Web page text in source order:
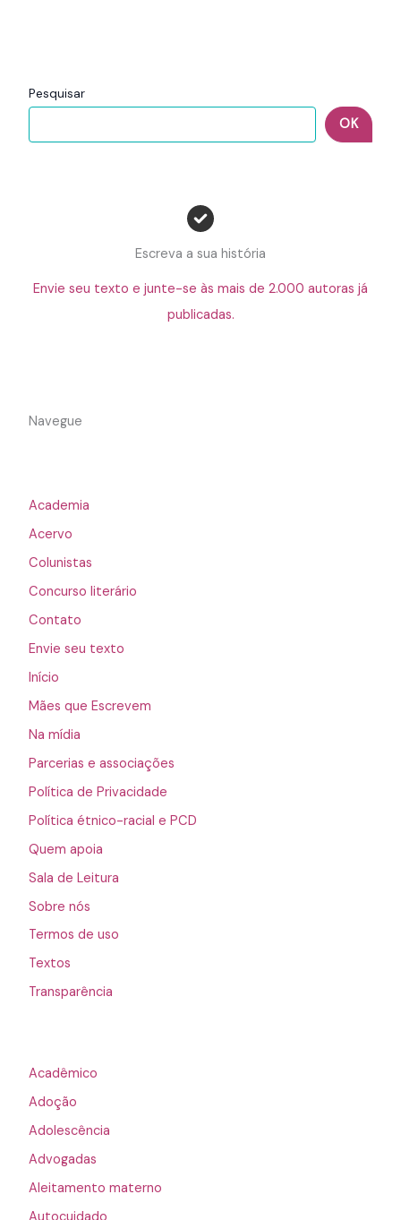
Pesquisar
OK
Escreva a sua história
Envie seu texto e junte-se às mais de 2.000 autoras já
publicadas.
Navegue
Academia
Acervo
Colunistas
Concurso literário
Contato
Envie seu texto
Início
Mães que Escrevem
Na mídia
Parcerias e associações
Política de Privacidade
Política étnico-racial e PCD
Quem apoia
Sala de Leitura
Sobre nós
Termos de uso
Textos
Transparência
Acadêmico
Adoção
Adolescência
Advogadas
Aleitamento materno